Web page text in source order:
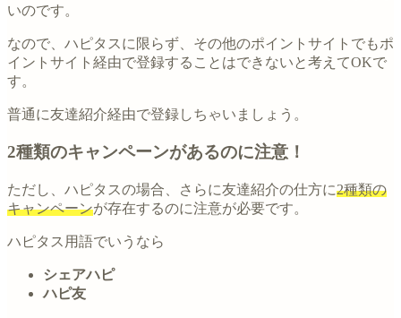
いのです。
なので、ハピタスに限らず、その他のポイントサイトでもポ
イントサイト経由で登録することはできないと考えてOKで
す。
普通に友達紹介経由で登録しちゃいましょう。
2種類のキャンペーンがあるのに注意！
ただし、ハピタスの場合、さらに友達紹介の仕方に2種類の
キャンペーンが存在するのに注意が必要です。
ハピタス用語でいうなら
シェアハピ
ハピ友